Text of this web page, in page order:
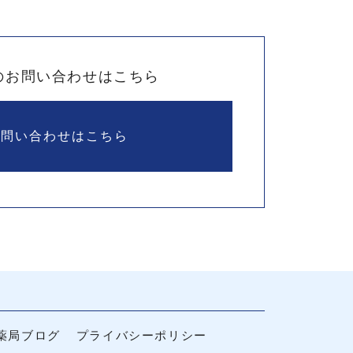
問い合わせはこちら
い合わせはこちら
局ブログ プライバシーポリシー